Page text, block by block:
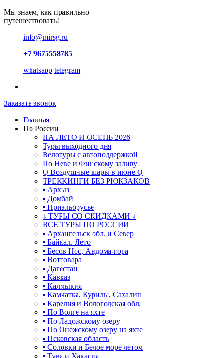
Мы знаем, как правильно
путешествовать!
info@mirsg.ru
+7 9675558785
whatsapp telegram
Заказать звонок
Главная
По России
НА ЛЕТО И ОСЕНЬ 2026
Туры выходного дня
Велотуры с автоподдержкой
По Неве и Финскому заливу
Ǫ Воздушные шары в июне Ǫ
ТРЕККИНГИ БЕЗ РЮКЗАКОВ
▪ Архыз
▪ Домбай
▪ Приэльбрусье
↓ ТУРЫ СО СКИДКАМИ ↓
ВСЕ ТУРЫ ПО РОССИИ
▪ Архангельск обл. и Север
▪ Байкал. Лето
▪ Бесов Нос, Андома-гора
▪ Воттовара
▪ Дагестан
▪ Кавказ
▪ Калмыкия
▪ Камчатка, Курилы, Сахалин
▪ Карелия и Вологодская обл.
▪ По Волге на яхте
▪ По Ладожскому озеру
▪ По Онежскому озеру на яхте
▪ Псковская область
▪ Соловки и Белое море летом
▪ Тува и Хакасия